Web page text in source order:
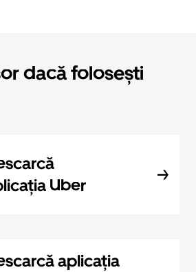
dacă folosești
Uber
aplicația